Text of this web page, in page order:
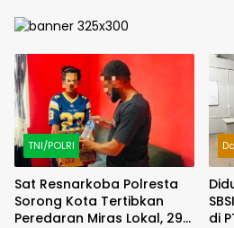
TNI/POLRI
Sat Resnarkoba Polresta
Sorong Kota Tertibkan
Peredaran Miras Lokal, 29
di